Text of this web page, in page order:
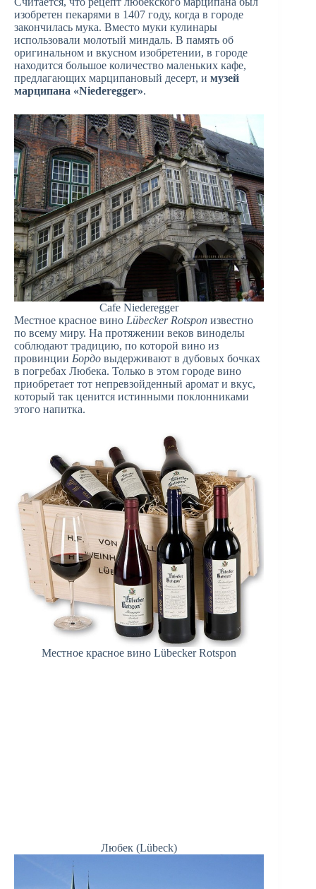
изобретен пекарями в 1407 году, когда в городе
закончилась мука. Вместо муки кулинары
использовали молотый миндаль. В память об
оригинальном и вкусном изобретении, в городе
находится большое количество маленьких кафе,
предлагающих марципановый десерт, и музей
марципана «Niederegger».
Cafe Niederegger
Местное красное вино Lübecker Rotspon известно
по всему миру. На протяжении веков виноделы
соблюдают традицию, по которой вино из
провинции Бордо выдерживают в дубовых бочках
в погребах Любека. Только в этом городе вино
приобретает тот непревзойденный аромат и вкус,
который так ценится истинными поклонниками
этого напитка.
Местное красное вино Lübecker Rotspon
Любек (Lübeck)